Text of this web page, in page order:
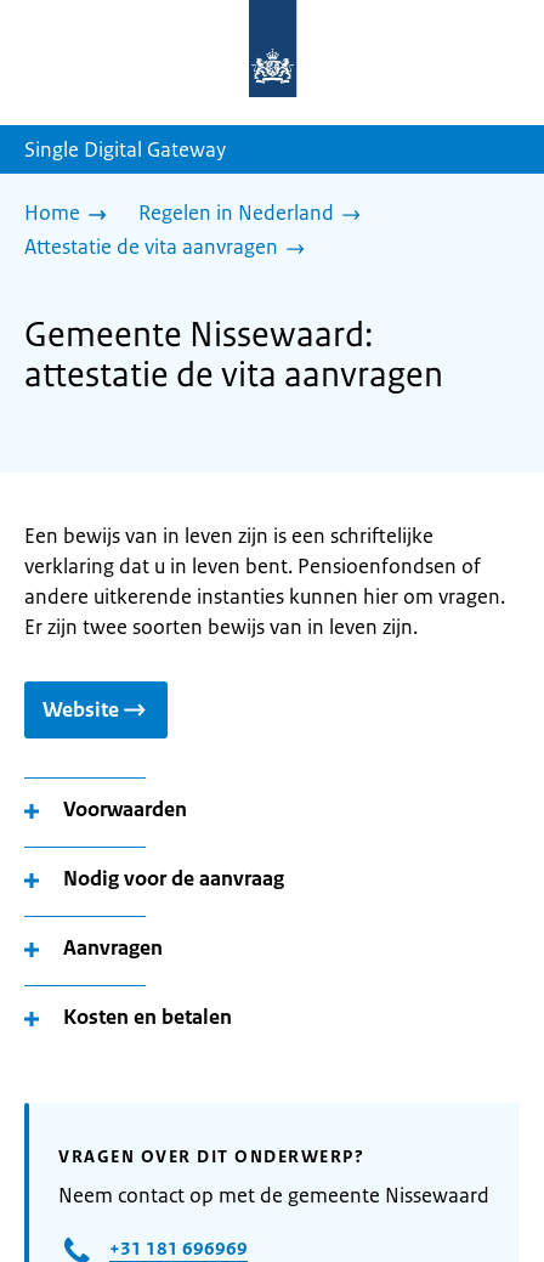
homepage
Single Digital Gateway
Home
Regelen in Nederland
Attestatie de vita aanvragen
Gemeente Nissewaard:
attestatie de vita aanvragen
Een bewijs van in leven zijn is een schriftelijke
verklaring dat u in leven bent. Pensioenfondsen of
andere uitkerende instanties kunnen hier om vragen.
Er zijn twee soorten bewijs van in leven zijn.
Website
Voorwaarden
Nodig voor de aanvraag
Aanvragen
Kosten en betalen
VRAGEN OVER DIT ONDERWERP?
Neem contact op met de gemeente Nissewaard
+31 181 696969